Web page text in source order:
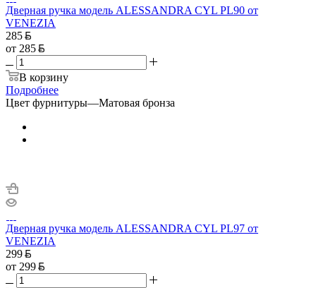
Дверная ручка модель ALESSANDRA CYL PL90 от
VENEZIA
285
от 285
В корзину
Подробнее
Цвет фурнитуры—Матовая бронза
Дверная ручка модель ALESSANDRA CYL PL97 от
VENEZIA
299
от 299